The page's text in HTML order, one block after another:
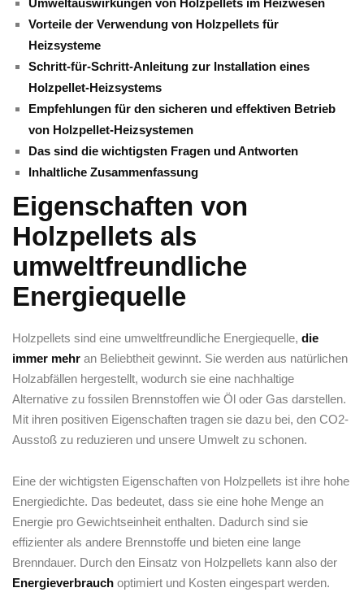
Umweltauswirkungen‌ von⁢ Holzpellets im Heizwesen
Vorteile der Verwendung von⁢ Holzpellets für
Heizsysteme
Schritt-für-Schritt-Anleitung zur Installation eines
Holzpellet-Heizsystems
Empfehlungen für ⁣den sicheren und effektiven Betrieb
von ⁤Holzpellet-Heizsystemen
Das sind ⁤die wichtigsten Fragen und ‌Antworten
Inhaltliche​ Zusammenfassung
Eigenschaften von‍
Holzpellets als
umweltfreundliche⁢
Energiequelle
Holzpellets sind ⁢eine⁢ umweltfreundliche Energiequelle, die
immer mehr an Beliebtheit gewinnt. Sie werden aus natürlichen‌
Holzabfällen hergestellt, ‌wodurch sie eine‌ nachhaltige
Alternative zu fossilen Brennstoffen wie ‌Öl oder Gas darstellen.
⁣Mit ihren positiven ​Eigenschaften⁣ tragen‍ sie dazu bei, den CO2-
Ausstoß zu reduzieren und unsere Umwelt zu schonen.
Eine der wichtigsten Eigenschaften⁢ von Holzpellets ist ihre hohe
Energiedichte. ‍Das bedeutet, dass ⁣sie⁣ eine hohe Menge⁣ an​
Energie pro Gewichtseinheit‌ enthalten. Dadurch sind sie
effizienter als andere‌ Brennstoffe und bieten eine lange
⁣Brenndauer. Durch den Einsatz von‍ Holzpellets kann ​also der
Energieverbrauch optimiert und Kosten eingespart⁣ werden.